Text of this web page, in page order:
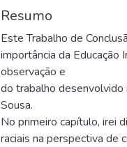
Resumo
Este Trabalho de
importância da Educação
observação e
do trabalho desenvolvido
Sousa.
No primeiro capítulo, irei
raciais na perspectiva de